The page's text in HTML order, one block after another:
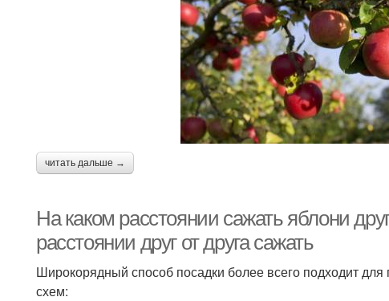
читать дальше →
На каком расстоянии сажать яблони
расстоянии друг от друга сажать
Широкорядный способ посадки более всего подходит
схем: